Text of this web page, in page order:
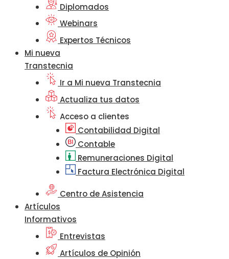
Diplomados
Webinars
Expertos Técnicos
Mi nueva
Transtecnia
Ir a Mi nueva Transtecnia
Actualiza tus datos
Acceso a clientes
Contabilidad Digital
Contable
Remuneraciones Digital
Factura Electrónica Digital
Centro de Asistencia
Artículos
Informativos
Entrevistas
Artículos de Opinión